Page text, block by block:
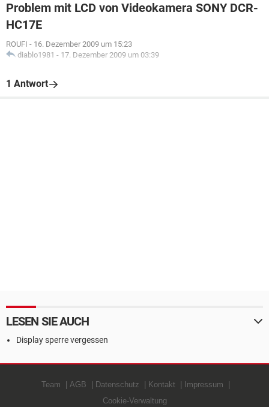
Problem mit LCD von Videokamera SONY DCR-
HC17E
ROUFI - 16. Dezember 2009 um 15:23
diablo1981 - 17. Dezember 2009 um 03:39
1 Antwort
LESEN SIE AUCH
Display sperre vergessen
Team AGB Datenschutz Kontakt
Impressum
Cookie-Verwaltung